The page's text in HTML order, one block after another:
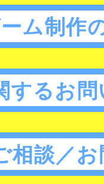
ム制作
するお
相談／